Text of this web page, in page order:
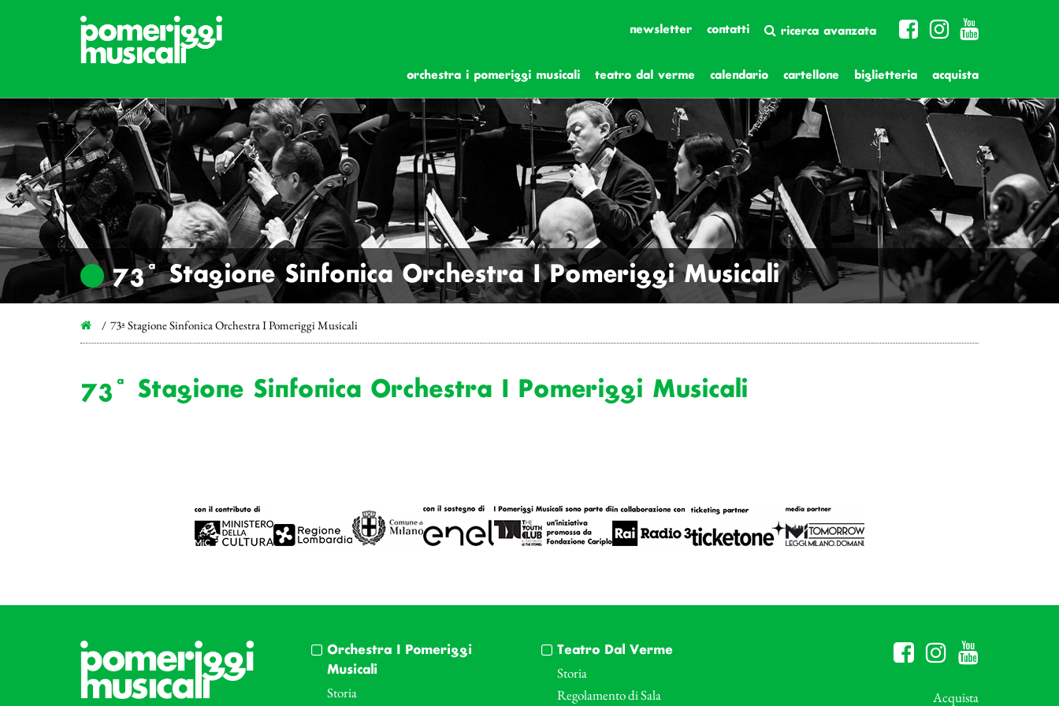
newsletter contatti ricerca avanzata
orchestra i pomeriggi musicali teatro dal verme calendario cartellone biglietteria acquista
73ª Stagione Sinfonica Orchestra I Pomeriggi Musicali
73ª Stagione Sinfonica Orchestra I Pomeriggi Musicali
73ª Stagione Sinfonica Orchestra I Pomeriggi Musicali
Orchestra I Pomeriggi
Musicali
Storia
Teatro Dal Verme
Storia
Regolamento di Sala
Acquista